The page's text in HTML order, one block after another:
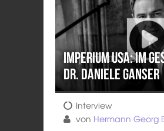
Imperium USA: Im
Dr. Daniele Ganser
Interview
von Hermann Georg